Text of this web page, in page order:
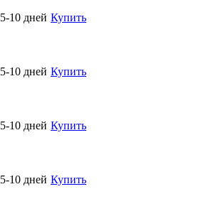
5-10 дней Купить
5-10 дней Купить
5-10 дней Купить
5-10 дней Купить